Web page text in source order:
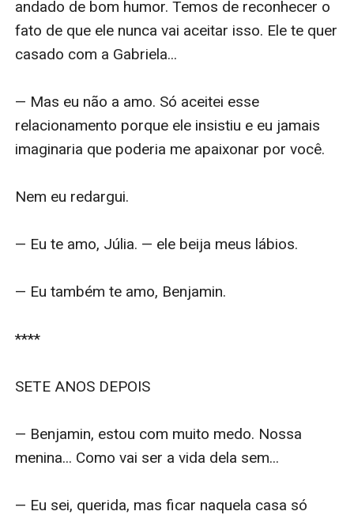
andado de bom humor. Temos de reconhecer o
fato de que ele nunca vai aceitar isso. Ele te quer
casado com a Gabriela...
— Mas eu não a amo. Só aceitei esse
relacionamento porque ele insistiu e eu jamais
imaginaria que poderia me apaixonar por você.
Nem eu redargui.
— Eu te amo, Júlia. — ele beija meus lábios.
— Eu também te amo, Benjamin.
****
SETE ANOS DEPOIS
— Benjamin, estou com muito medo. Nossa
menina... Como vai ser a vida dela sem...
— Eu sei, querida, mas ficar naquela casa só